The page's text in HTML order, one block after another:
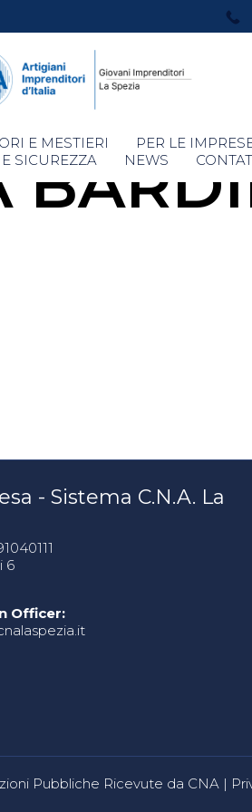
Skip
to
E MESTIERI PER LE
SICUREZZA
NEWS
- Sistema C.N.A. La
6
Officer:
Pubbliche Ricevute da CNA |